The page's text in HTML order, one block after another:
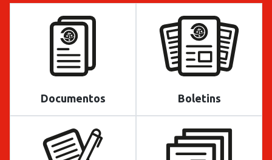
Documentos Boletins